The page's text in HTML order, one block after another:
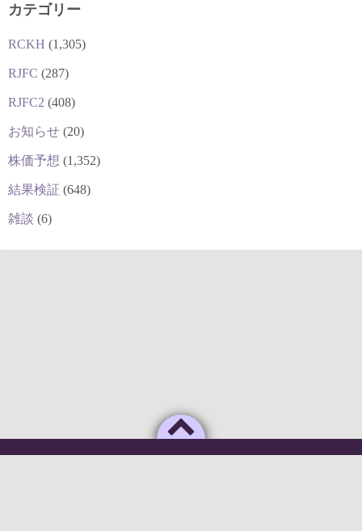
カテゴリー
RCKH (1,305)
RJFC (287)
RJFC2 (408)
お知らせ (20)
株価予想 (1,352)
結果検証 (648)
雑談 (6)